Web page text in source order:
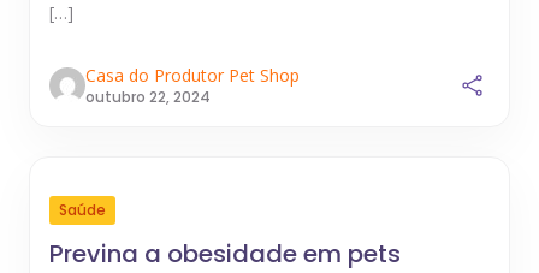
[…]
Casa do Produtor Pet Shop
outubro 22, 2024
Saúde
Previna a obesidade em pets